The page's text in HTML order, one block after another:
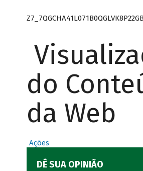
do
da Web
Ações
DÊ SUA OPINIÃO